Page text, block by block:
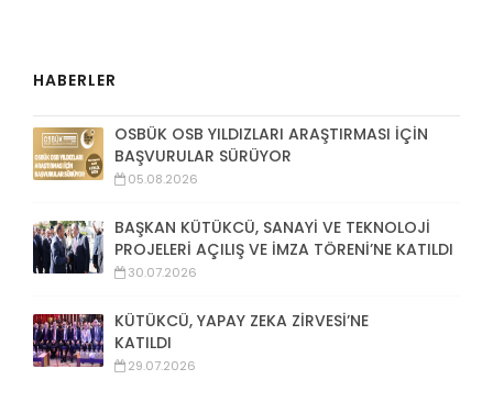
HABERLER
OSBÜK OSB YILDIZLARI ARAŞTIRMASI İÇİN
BAŞVURULAR SÜRÜYOR
05.08.2026
BAŞKAN KÜTÜKCÜ, SANAYİ VE TEKNOLOJİ
PROJELERİ AÇILIŞ VE İMZA TÖRENİ’NE KATILDI
30.07.2026
KÜTÜKCÜ, YAPAY ZEKA ZİRVESİ’NE
KATILDI
29.07.2026